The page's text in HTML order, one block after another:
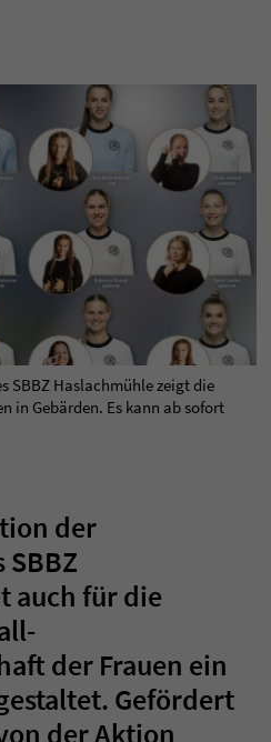
SBBZ Haslachmühle zeigt die
in Gebärden. Es kann ab sofort
der
auch für die
der Frauen ein
Gefördert
der Aktion